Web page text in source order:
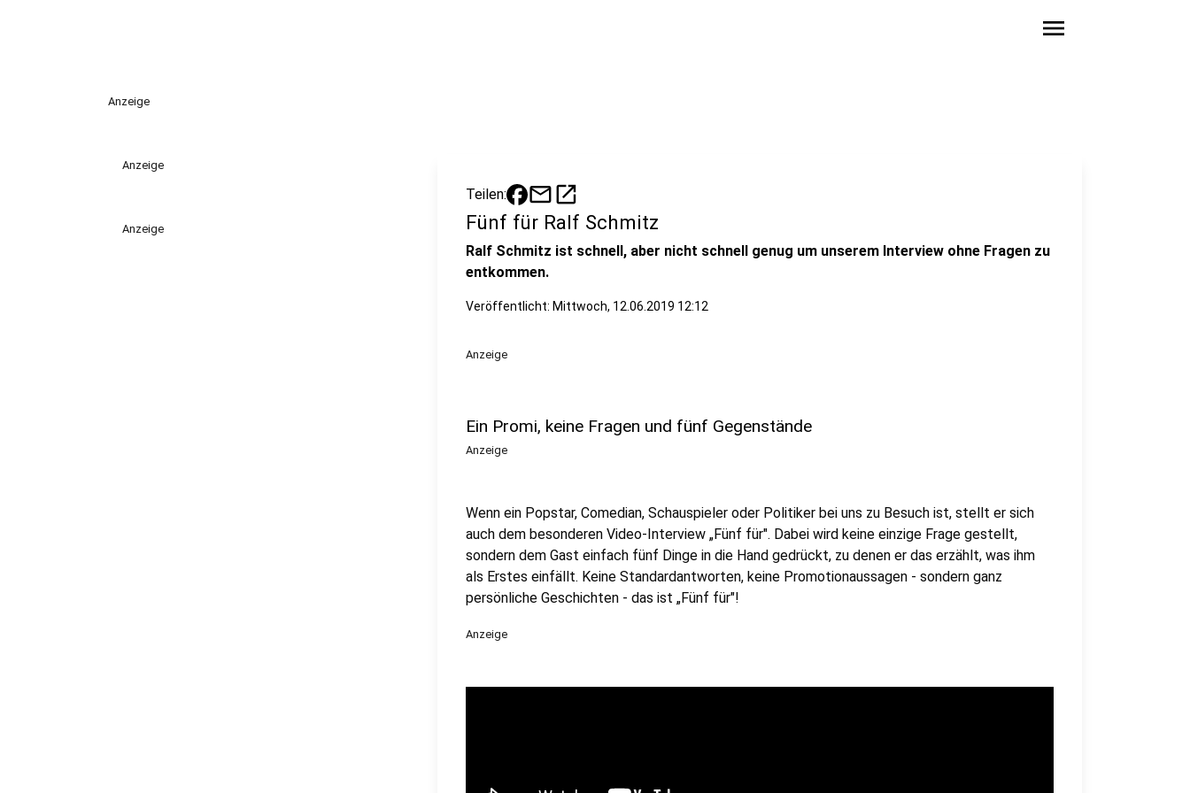
menu
Anzeige
Anzeige
Anzeige
Teilen: mailopen_in_new
Fünf für Ralf Schmitz
Ralf Schmitz ist schnell, aber nicht schnell genug um unserem Interview ohne Fragen zu
entkommen.
Veröffentlicht: Mittwoch, 12.06.2019 12:12
Anzeige
Ein Promi, keine Fragen und fünf Gegenstände
Anzeige
Wenn ein Popstar, Comedian, Schauspieler oder Politiker bei uns zu Besuch ist, stellt er sich
auch dem besonderen Video-Interview „Fünf für". Dabei wird keine einzige Frage gestellt,
sondern dem Gast einfach fünf Dinge in die Hand gedrückt, zu denen er das erzählt, was ihm
als Erstes einfällt. Keine Standardantworten, keine Promotionaussagen - sondern ganz
persönliche Geschichten - das ist „Fünf für"!
Anzeige